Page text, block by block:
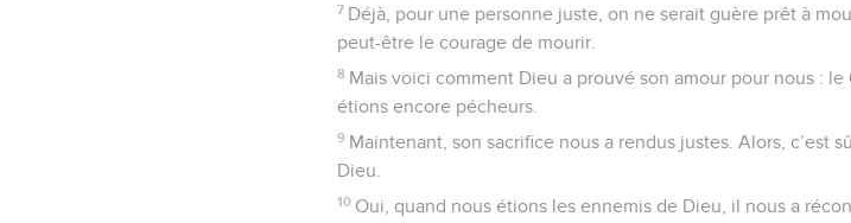
7 Déjà, pour une personne juste, on ne serait guère prêt à
peut-être le courage de mourir.
8 Mais voici comment Dieu a prouvé son amour pour nous :
étions encore pécheurs.
9 Maintenant, son sacrifice nous a rendus justes. Alors, c’est
Dieu.
10 Oui, quand nous étions les ennemis de Dieu, il nous a